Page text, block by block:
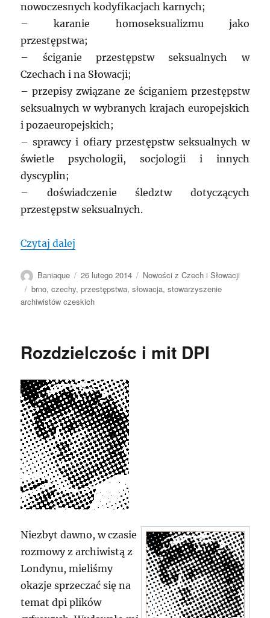
nowoczesnych kodyfikacjach karnych;
– karanie homoseksualizmu jako
przestępstwa;
– ściganie przestępstw seksualnych w
Czechach i na Słowacji;
– przepisy związane ze ściganiem przestępstw
seksualnych w wybranych krajach europejskich
i pozaeuropejskich;
– sprawcy i ofiary przestępstw seksualnych w
świetle psychologii, socjologii i innych
dyscyplin;
– doświadczenie śledztw dotyczących
przestępstw seksualnych.
Czytaj dalej
Autor
Baniaque
Data
publikacji
26 lutego 2014 Kategorie
Nowości z Czech i Słowacji
Tagi
brno,czechy,przestępstwa,słowacja,stowarzyszenie
archiwistów czeskich
Rozdzielczośc i mit DPI
Niezbyt dawno, w czasie
rozmowy z archiwistą z
Londynu, mieliśmy
okazje sprzeczać się na
temat dpi plików